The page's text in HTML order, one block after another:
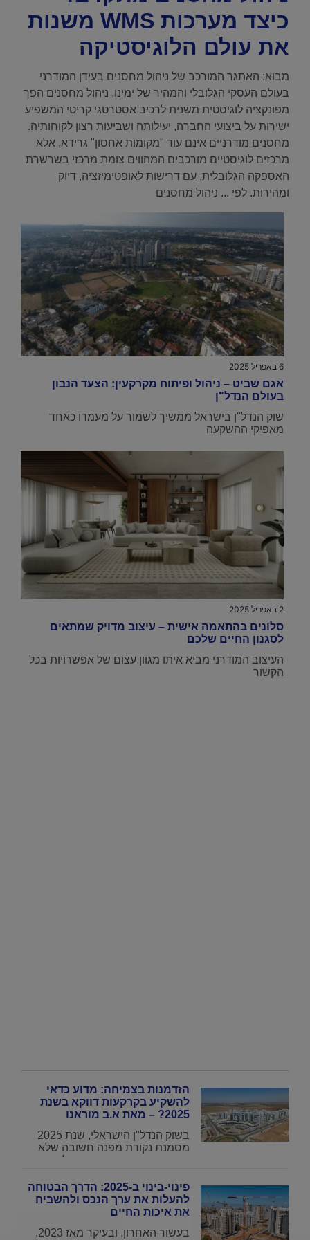
6 באפריל 2025
אגם שביט – ניהול ופיתוח מקרקעין: הצעד הנבון
בעולם הנדל"ן
שוק הנדל"ן בישראל ממשיך לשמור על מעמדו כאחד
מאפיקי ההשקעה
2 באפריל 2025
סלונים בהתאמה אישית – עיצוב מדויק שמתאים
לסגנון החיים שלכם
העיצוב המודרני מביא איתו מגוון עצום של אפשרויות בכל
הקשור
כיצד מערכות WMS משנות
את עולם הלוגיסטיקה
מבוא: האתגר המורכב של ניהול מחסנים בעידן המודרני
בעולם העסקי הגלובלי והמהיר של ימינו, ניהול מחסנים הפך
מפונקציה לוגיסטית משנית לרכיב אסטרטגי קריטי המשפיע
ישירות על ביצועי החברה, יעילותה ושביעות רצון לקוחותיה.
מחסנים מודרניים אינם עוד "מקומות אחסון" גרידא, אלא
מרכזים לוגיסטיים מורכבים המהווים צומת מרכזי בשרשרת
האספקה הגלובלית, עם דרישות לאופטימיזציה, דיוק
ומהירות. לפי ... ניהול מחסנים
הזדמנות בצמיחה: מדוע כדאי
להשקיע בקרקעות דווקא בשנת
2025? – מאת א.ב מוראנו
בשוק הנדל"ן הישראלי, שנת 2025
מסמנת נקודת מפנה חשובה שלא
מעט מומחים צפו מראש: עליית
הצליחה למתן את מחירי הדירות,
והביקוש לפרויקטים חדשים בכל
רחבי הארץ נותר גבוה. כתוצאה מכך,
השקעה אלטרנטיביים גילו את היופי,
פינוי-בינוי ב-2025: הדרך הבטוחה
להעלות את ערך הנכס ולהשביח
את איכות החיים
בעשור האחרון, ובעיקר מאז 2023,